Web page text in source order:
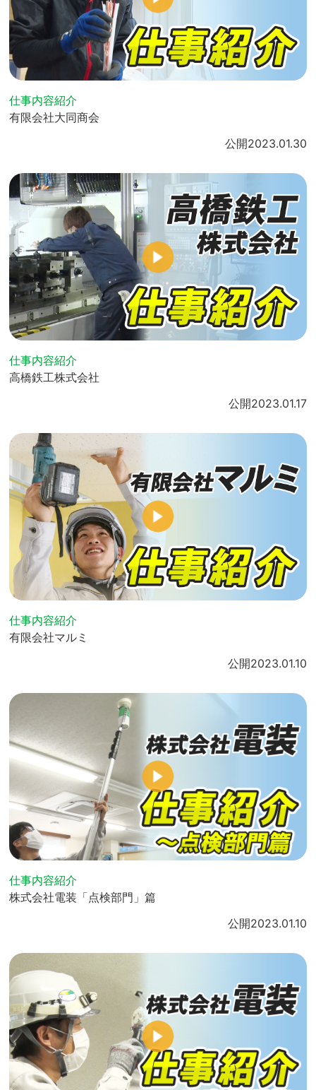
仕事内容紹介
有限会社大同商会
公開2023.01.30
仕事内容紹介
高橋鉄工株式会社
公開2023.01.17
仕事内容紹介
有限会社マルミ
公開2023.01.10
仕事内容紹介
株式会社電装「点検部門」篇
公開2023.01.10